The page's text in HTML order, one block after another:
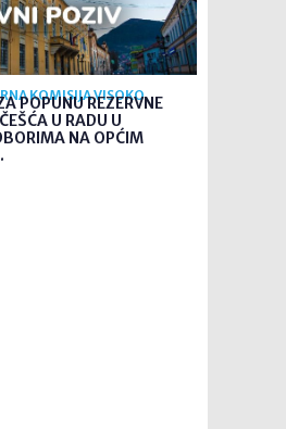
KOMISIJA VISOKO
POPUNU REZERVNE
U RADU U
NA OPĆIM